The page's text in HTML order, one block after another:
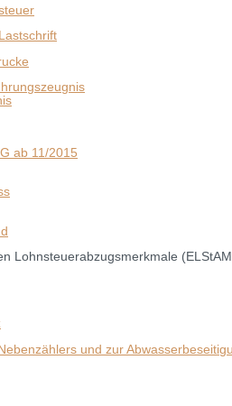
ab 11/2015
Lohnsteuerabzugsmerkmale
und zur